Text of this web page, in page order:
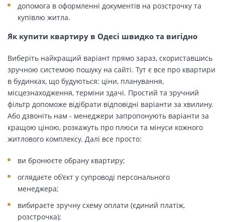
допомога в оформленні документів на розстрочку та
купівлю житла.
Як купити квартиру в Одесі швидко та вигідно
Виберіть найкращий варіант прямо зараз, скориставшись
зручною системою пошуку на сайті. Тут є все про квартири
в будинках, що будуються: ціни, планування,
місцезнаходження, терміни здачі. Простий та зручний
фільтр допоможе відібрати відповідні варіанти за хвилину.
Або дзвоніть нам - менеджери запропонують варіанти за
кращою ціною, розкажуть про плюси та мінуси кожного
житлового комплексу. Далі все просто:
ви бронюєте обрану квартиру;
оглядаєте об'єкт у супроводі персонального
менеджера;
вибираєте зручну схему оплати (єдиний платіж,
розстрочка);